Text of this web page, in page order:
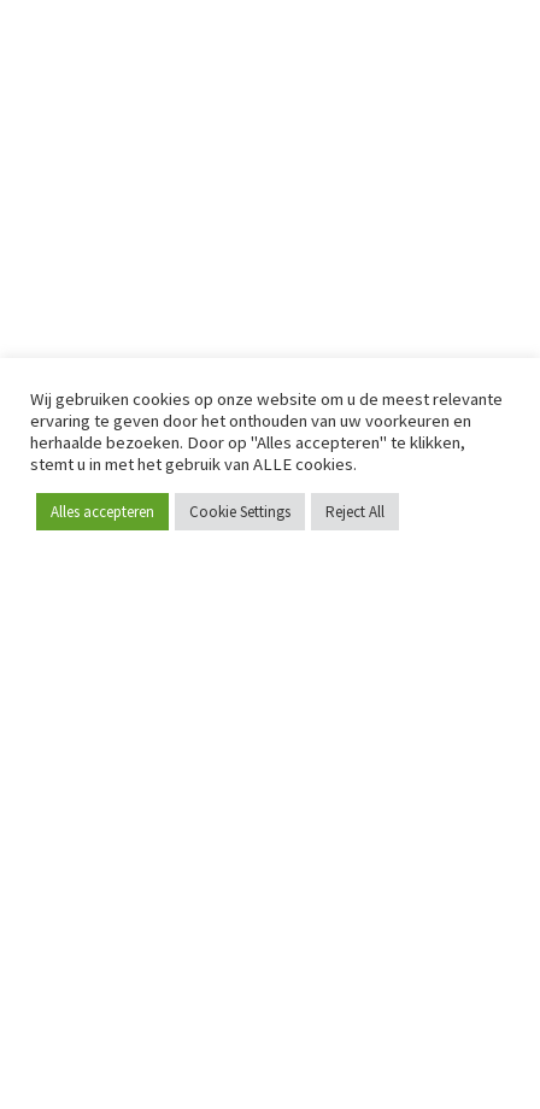
Word lid
Wij gebruiken cookies op onze website om u de meest relevante
ervaring te geven door het onthouden van uw voorkeuren en
herhaalde bezoeken. Door op "Alles accepteren" te klikken,
stemt u in met het gebruik van ALLE cookies.
Alles accepteren Cookie Settings Reject All